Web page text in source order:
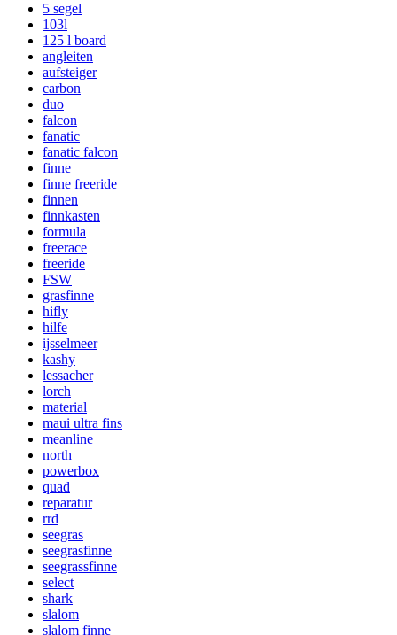
5 segel
103l
125 l board
angleiten
aufsteiger
carbon
duo
falcon
fanatic
fanatic falcon
finne
finne freeride
finnen
finnkasten
formula
freerace
freeride
FSW
grasfinne
hifly
hilfe
ijsselmeer
kashy
lessacher
lorch
material
maui ultra fins
meanline
north
powerbox
quad
reparatur
rrd
seegras
seegrasfinne
seegrassfinne
select
shark
slalom
slalom finne